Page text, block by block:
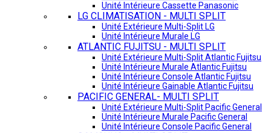
Unité Intérieure Cassette Panasonic
LG CLIMATISATION - MULTI SPLIT
Unité Extérieure Multi-Split LG
Unité Intérieure Murale LG
ATLANTIC FUJITSU - MULTI SPLIT
Unité Extérieure Multi-Split Atlantic Fujitsu
Unité Intérieure Murale Atlantic Fujitsu
Unité Intérieure Console Atlantic Fujitsu
Unité Intérieure Gainable Atlantic Fujitsu
PACIFIC GENERAL- MULTI SPLIT
Unité Extérieure Multi-Split Pacific General
Unité Intérieure Murale Pacific General
Unité Intérieure Console Pacific General